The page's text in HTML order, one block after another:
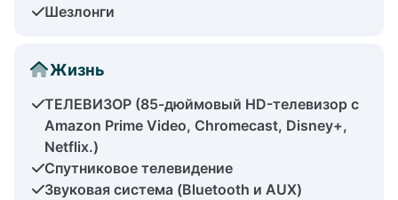
Шезлонги
Жизнь
ТЕЛЕВИЗОР (85-дюймовый HD-телевизор с
Amazon Prime Video, Chromecast, Disney+,
Netflix.)
Спутниковое телевидение
Звуковая система (Bluetooth и AUX)